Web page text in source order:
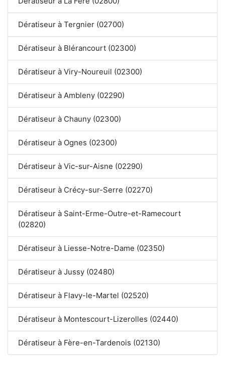
Dératiseur à Tergnier (02700)
Dératiseur à Blérancourt (02300)
Dératiseur à Viry-Noureuil (02300)
Dératiseur à Ambleny (02290)
Dératiseur à Chauny (02300)
Dératiseur à Ognes (02300)
Dératiseur à Vic-sur-Aisne (02290)
Dératiseur à Crécy-sur-Serre (02270)
Dératiseur à Saint-Erme-Outre-et-Ramecourt
(02820)
Dératiseur à Liesse-Notre-Dame (02350)
Dératiseur à Jussy (02480)
Dératiseur à Flavy-le-Martel (02520)
Dératiseur à Montescourt-Lizerolles (02440)
Dératiseur à Fère-en-Tardenois (02130)